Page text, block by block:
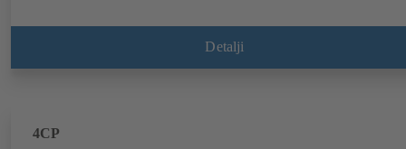
Detalji
4CP